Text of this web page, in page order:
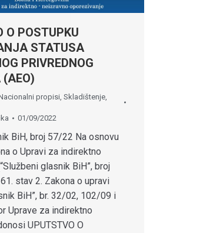
O POSTUPKU
STATUSA
PRIVREDNOG
(AEO)
propisi Skladištenje
01/09/2022
BiH, broj 57/22 Na osnovu
o Upravi za indirektno
glasnik BiH”, broj
stav 2. Zakona o upravi
BiH”, br. 32/02, 102/09 i
Uprave za indirektno
UPUTSTVO O